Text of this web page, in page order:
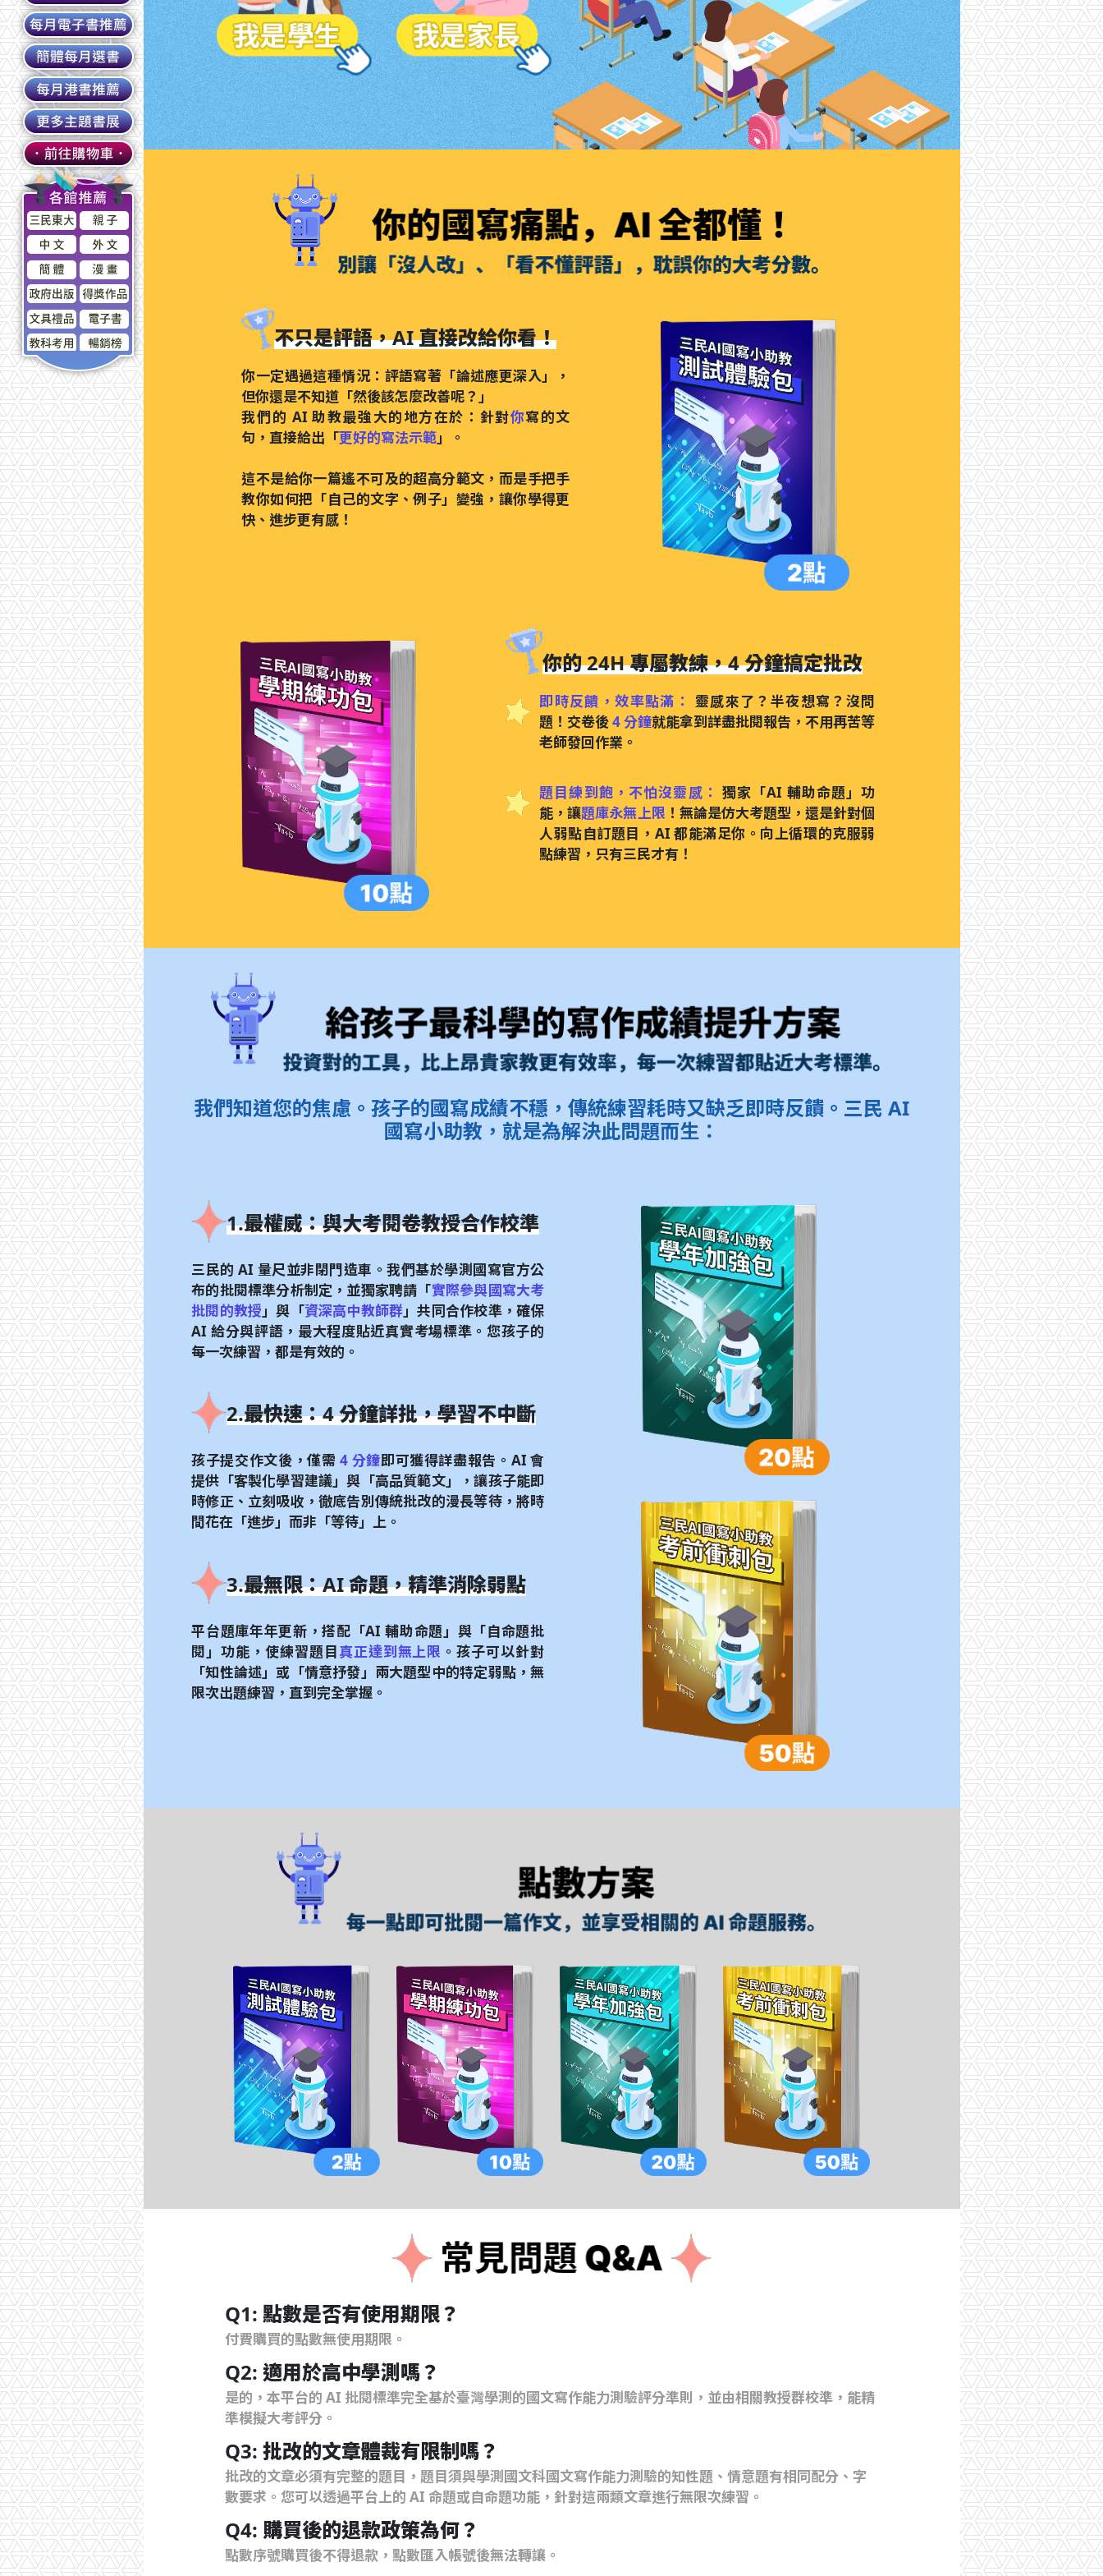
你的國寫痛點，AI 全都懂！別讓「沒人改」、「看不懂評語」，耽誤你的大考分數。
不只是評語，AI 直接改給你看！
你一定遇過這種情況：評語寫著「論述應更深入」，
但你還是不知道「然後該怎麼改善呢？」
我們的 AI 助教最強大的地方在於：針對你寫的文
句，直接給出「更好的寫法示範」。
這不是給你一篇遙不可及的超高分範文，而是手把手
教你如何把「自己的文字、例子」變強，讓你學得更
快、進步更有感！
你的 24H 專屬教練，4 分鐘搞定批改
即時反饋，效率點滿：
靈感來了？半夜想寫？沒問
題！交卷後4 分鐘就能拿到詳盡批閱報告，不用再苦等
老師發回作業。
題目練到飽，不怕沒靈感： 獨家「AI 輔助命題」功
能，讓題庫永無上限 ！無論是仿大考題型，還是針對個
人弱點自訂題目，AI 都能滿足你。向上循環的克服弱
點練習，只有三民才有！
給孩子最科學的寫作成績提升方案 投資對的工具，比上昂貴家教更有效率，每一次練習都貼近大考標準。
我們知道您的焦慮。孩子的國寫成績不穩，傳統練習耗時又缺乏即時反饋。三民 AI
國寫小助教，就是為解決此問題而生：
1.最權威：與大考閱卷教授合作校準
三民的 AI 量尺並非閉門造車。我們基於學測國寫官方公
布的批閱標準分析制定，並獨家聘請「實際參與國寫大考
批閱的教授 」與「資深高中教師群 」共同合作校準，確保
AI 給分與評語，最大程度貼近真實考場標準。您孩子的
每一次練習，都是有效的。
2.最快速：4 分鐘詳批，學習不中斷
孩子提交作文後，僅需 4 分鐘即可獲得詳盡報告。AI 會
提供「客製化學習建議」與「高品質範文」，讓孩子能即
時修正、立刻吸收，徹底告別傳統批改的漫長等待，將時
間花在「進步」而非「等待」上。
3.最無限：AI 命題，精準消除弱點
平台題庫年年更新，搭配「AI 輔助命題」與「自命題批
閱」功能，使練習題目真正達到無上限 。孩子可以針對
「知性論述」或「情意抒發」兩大題型中的特定弱點，無
限次出題練習，直到完全掌握。
點數方案 每一點 即可批閱一篇作文，並享受相關的 AI 命題服務。
Q1: 點數是否有使用期限？
付費購買的點數無使用期限。
Q2: 適用於高中學測嗎？
是的，本平台的 AI 批閱標準完全基於臺灣學測的國文寫作能力測驗評分準則，並由相關教授群校準，能精
準模擬大考評分。
Q3: 批改的文章體裁有限制嗎？
批改的文章必須有完整的題目，題目須與學測國文科國文寫作能力測驗的知性題、情意題有相同配分、字
數要求。您可以透過平台上的 AI 命題或自命題功能，針對這兩類文章進行無限次練習。
Q4: 購買後的退款政策為何？
點數序號購買後不得退款，點數匯入帳號後無法轉讓。